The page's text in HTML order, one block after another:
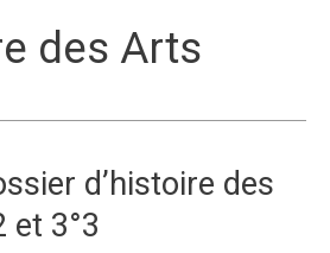
des Arts
d’histoire des
et 3°3